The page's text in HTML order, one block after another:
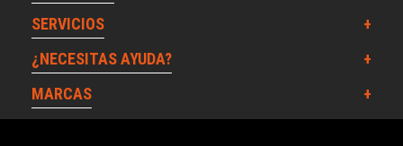
SERVICIOS
¿NECESITAS AYUDA?
MARCAS